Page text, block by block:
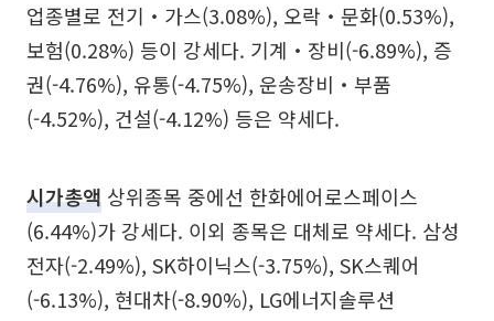
업종별로 전기‧가스(3.08%), 오락‧문화(0.53%),
보험(0.28%) 등이 강세다. 기계‧장비(-6.89%), 증
권(-4.76%), 유통(-4.75%), 운송장비‧부품
(-4.52%), 건설(-4.12%) 등은 약세다.
시가총액 상위종목 중에선 한화에어로스페이스
(6.44%)가 강세다. 이외 종목은 대체로 약세다. 삼성
전자(-2.49%), SK하이닉스(-3.75%), SK스퀘어
(-6.13%), 현대차(-8.90%), LG에너지솔루션